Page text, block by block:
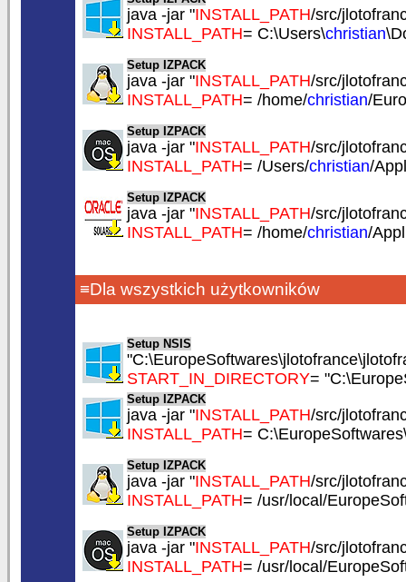
java -jar "INSTALL_PATH/src/
INSTALL_PATH= C:\Users\christian
Setup IZPACK
java -jar "INSTALL_PATH/src/
INSTALL_PATH= /home/christian/
Setup IZPACK
java -jar "INSTALL_PATH/src/
INSTALL_PATH= /Users/christian/
Setup IZPACK
java -jar "INSTALL_PATH/src/
INSTALL_PATH= /home/christian/
≡Dla wszystkich użytkowników
Setup NSIS
START_IN_DIRECTORY=
Setup IZPACK
java -jar "INSTALL_PATH/src/
INSTALL_PATH=
Setup IZPACK
java -jar "INSTALL_PATH/src/
INSTALL_PATH= /usr/local/
Setup IZPACK
java -jar "INSTALL_PATH/src/
INSTALL_PATH= /usr/local/